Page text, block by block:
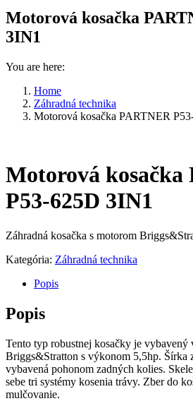
Motorová kosačka
3IN1
You are here:
Home
Záhradná technika
Motorová kosačka PARTNER
Motorová kosačka
P53-625D 3IN1
Záhradná kosačka s motorom
Kategória: Záhradná technika
Popis
Popis
Tento typ robustnej kosačky je
Briggs&Stratton s výkonom 5,5hp. Šírka
vybavená pohonom zadných kolies.
sebe tri systémy kosenia trávy. Zber do
mulčovanie.